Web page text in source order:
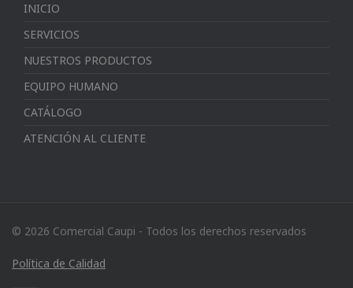
INICIO
SERVICIOS
NUESTROS PRODUCTOS
EQUIPO HUMANO
CATÁLOGO
ATENCIÓN AL CLIENTE
© 2026 Comercial Caupi - Todos los derechos reservados
Política de Calidad